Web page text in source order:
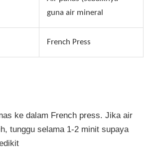
guna air mineral
French Press
ke dalam French press. Jika air
tunggu selama 1-2 minit supaya